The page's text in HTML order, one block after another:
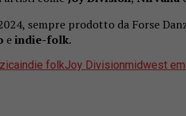
sempre prodotto da Forse
eindie-folk.
indie folkJoy Divisionmidwest